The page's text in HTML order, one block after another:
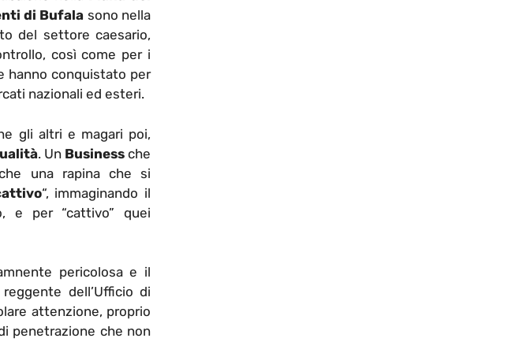
di Bufala sono nella
del settore caesario,
così come per i
hanno conquistato per
nazionali ed esteri.
gli altri e magari poi,
. Un Businessche
una rapina che si
“, immaginando il
e per “cattivo” quei
pericolosa e il
dell’Ufficio di
attenzione, proprio
penetrazione che non